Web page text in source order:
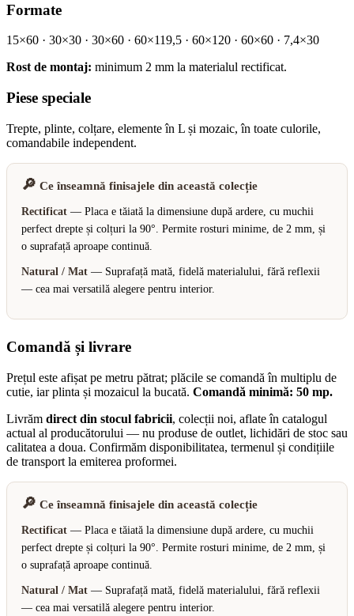
Formate
15×60 · 30×30 · 30×60 · 60×119,5 · 60×120 · 60×60 · 7,4×30
Rost de montaj: minimum 2 mm la materialul rectificat.
Piese speciale
Trepte, plinte, colțare, elemente în L și mozaic, în toate culorile,
comandabile independent.
🔎 Ce înseamnă finisajele din această colecție
Rectificat — Placa e tăiată la dimensiune după ardere, cu muchii
perfect drepte și colțuri la 90°. Permite rosturi minime, de 2 mm, și
o suprafață aproape continuă.
Natural / Mat — Suprafață mată, fidelă materialului, fără reflexii
— cea mai versatilă alegere pentru interior.
Comandă și livrare
Prețul este afișat pe metru pătrat; plăcile se comandă în multiplu de
cutie, iar plinta și mozaicul la bucată. Comandă minimă: 50 mp.
Livrăm direct din stocul fabricii, colecții noi, aflate în catalogul
actual al producătorului — nu produse de outlet, lichidări de stoc sau
calitatea a doua. Confirmăm disponibilitatea, termenul și condițiile
de transport la emiterea proformei.
🔎 Ce înseamnă finisajele din această colecție
Rectificat — Placa e tăiată la dimensiune după ardere, cu muchii
perfect drepte și colțuri la 90°. Permite rosturi minime, de 2 mm, și
o suprafață aproape continuă.
Natural / Mat — Suprafață mată, fidelă materialului, fără reflexii
— cea mai versatilă alegere pentru interior.